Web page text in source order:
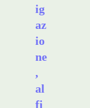
ig
az
io
ne
,
al
fi